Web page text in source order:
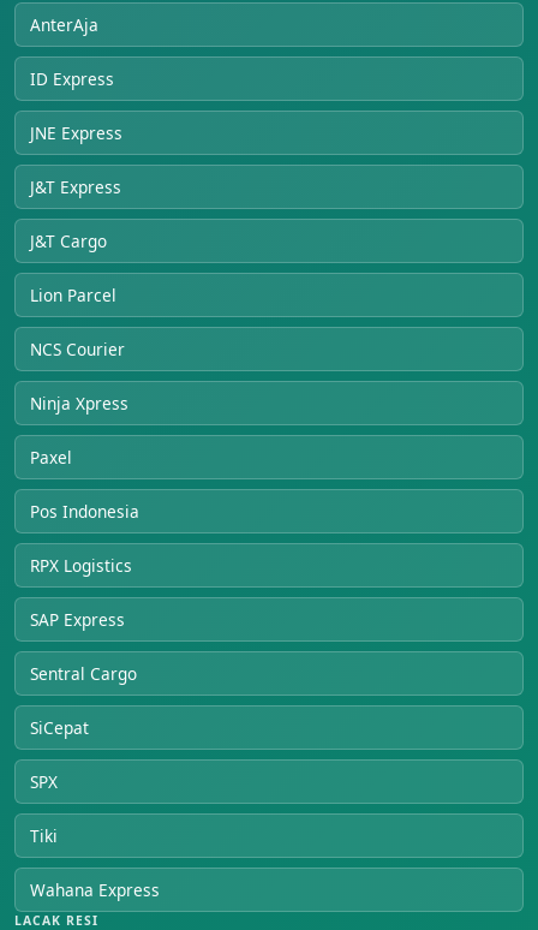
AnterAja
ID Express
JNE Express
J&T Express
J&T Cargo
Lion Parcel
NCS Courier
Ninja Xpress
Paxel
Pos Indonesia
RPX Logistics
SAP Express
Sentral Cargo
SiCepat
SPX
Tiki
Wahana Express
LACAK RESI